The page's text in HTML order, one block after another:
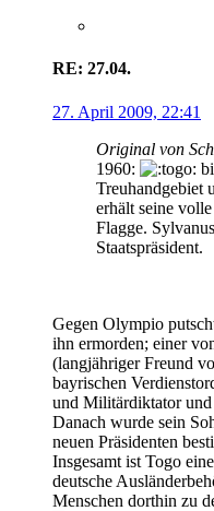
RE: 27.04.
27. April 2009, 22:41
Original von
1960:
Treuhandgebiet
erhält seine
Flagge.
Staatspräsident.
Gegen Olympio
ihn ermorden; einer
(langjähriger Freund
bayrischen
und Militärdiktator und
Danach wurde sein
neuen Präsidenten
Insgesamt ist Togo
deutsche
Menschen dorthin zu